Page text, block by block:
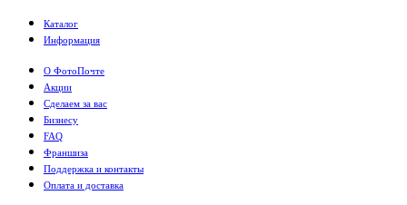
Каталог
Информация
О ФотоПочте
Акции
Сделаем за вас
Бизнесу
FAQ
Франшиза
Поддержка и контакты
Оплата и доставка